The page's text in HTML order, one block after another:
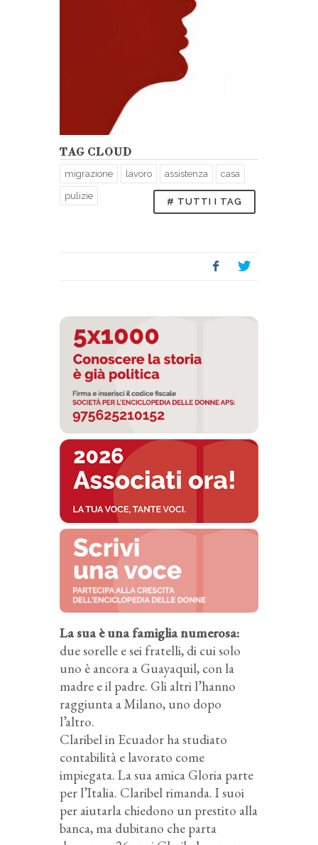
TAG CLOUD
migrazione lavoro assistenza casa
pulizie
# TUTTI I TAG
La sua è una famiglia numerosa:
due sorelle e sei fratelli, di cui solo
uno è ancora a Guayaquil, con la
madre e il padre. Gli altri l’hanno
raggiunta a Milano, uno dopo
l’altro.
Claribel in Ecuador ha studiato
contabilità e lavorato come
impiegata. La sua amica Gloria parte
per l’Italia. Claribel rimanda. I suoi
per aiutarla chiedono un prestito alla
banca, ma dubitano che parta